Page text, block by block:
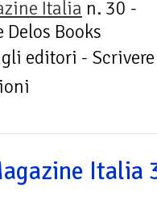
Italia n. 30 -
Books
editori -
Italia